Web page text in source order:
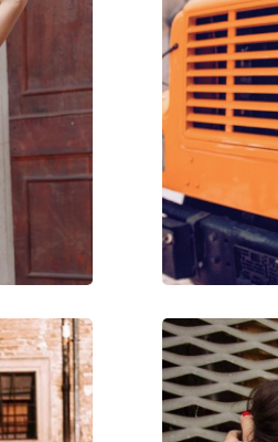
Unisex
Ochelari de soare
Izipizi
Modă
Sun #M Tortoise
Da